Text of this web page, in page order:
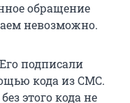
обращение
невозможно.
подписали
кода из СМС.
этого кода не